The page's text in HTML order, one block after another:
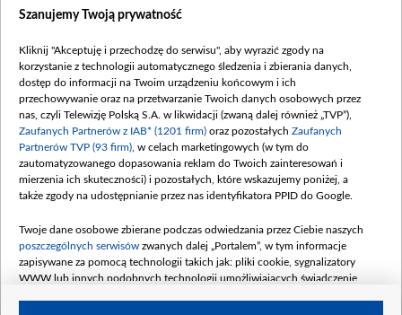
Dofinansowanie 635 783 051,21 PLN
(wpłata wrzesień 100 mln, październik 350
mln, listopad 265 mln)
Dofinansowanie 48 862 000,00 PLN
Data podpisania umowy: GRUDZIEŃ 2025
(wpłata grudzień 60,548 mln)
Dofinansowanie 900 000 000,00 PLN
Data podpisania umowy: LUTY 2026 (wpłata
kwiecień 180 mln, 7 maja 180 mln, 8
czerwca 90 mln)
Dofinansowanie 250 000 000,00 PLN
Szanujemy Twoją prywatność
Kliknij "Akceptuję i przechodzę do serwisu", aby wyrazić zgody na
korzystanie z technologii automatycznego śledzenia i zbierania danych,
dostęp do informacji na Twoim urządzeniu końcowym i ich
przechowywanie oraz na przetwarzanie Twoich danych osobowych przez
nas, czyli Telewizję Polską S.A. w likwidacji (zwaną dalej również „TVP”),
Zaufanych Partnerów z IAB* (1201 firm) oraz pozostałych Zaufanych
Partnerów TVP (93 firm) , w celach marketingowych (w tym do
zautomatyzowanego dopasowania reklam do Twoich zainteresowań i
mierzenia ich skuteczności) i pozostałych, które wskazujemy poniżej, a
także zgody na udostępnianie przez nas identyfikatora PPID do Google.
Twoje dane osobowe zbierane podczas odwiedzania przez Ciebie naszych
poszczególnych serwisów zwanych dalej „Portalem”, w tym informacje
zapisywane za pomocą technologii takich jak: pliki cookie, sygnalizatory
WWW lub innych podobnych technologii umożliwiających świadczenie